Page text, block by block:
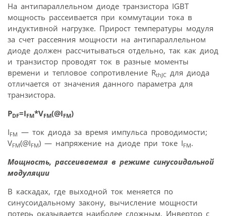
На антипараллельном диоде транзистора IGBT
мощность рассеивается при коммутации тока в
индуктивной нагрузке. Прирост температуры модуля
за счет рассеяния мощности на антипараллельном
диоде должен рассчитываться отдельно, так как диод
и транзистор проводят ток в разные моменты
времени и тепловое сопротивление RthJC для диода
отличается от значения данного параметра для
транзистора.
PDF=IFM*VFM(@IFM)
IFM — ток диода за время импульса проводимости;
VFM(@IFM) — напряжение на диоде при токе IFM.
Мощность, рассеиваемая в режиме синусоидальной
модуляции
В каскадах, где выходной ток меняется по
синусоидальному закону, вычисление мощности
потерь оказывается наиболее сложным. Инвертор с